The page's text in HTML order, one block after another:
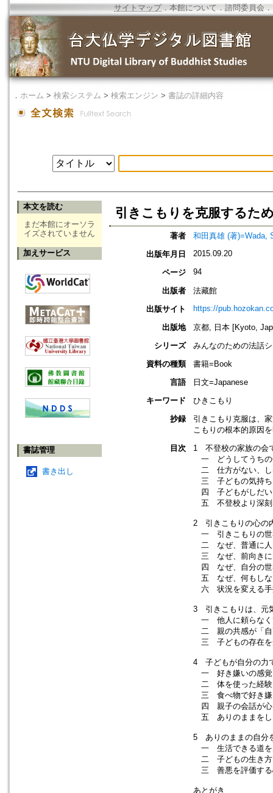
サイトマップ．本館について ． 諮問委員会 ．
． ホーム > 検索システム > 検索エンジン > 書誌の詳細内容
本文を読む
まだ本館にオーソラ
イズされていません
加えサービス
書誌管理
書き出し
引きこもりを克服するた
著者
和田真雄 (著)=Wada,
出版年月日
2015.09.20
ページ 94
出版者
法藏館
出版サイト
https://
出版地
京都, 日本 [Kyoto,
シリーズ
みんなのための法話
資料の種類
書籍=Book
言語
日文=Japanese
キーワード
ひきこもり
抄録
引きこもり克服は、
こもりの根本的原因
目次
1 不登校の家族の会
一 どうしてうちの
二 仕方がない、し
三 子どもの気持ち
四 子どもがしだい
五 不登校より深刻
2 引きこもりの心の
一 引きこもりの世
二 なぜ、普通に人
三 なぜ、前向きに
四 なぜ、自分の世
五 なぜ、何もしな
六 状況を変える手
3 引きこもりは、元
一 他人に頼らなく
二 親の共感が「自
三 子どもの存在を
4 子どもが自分の力
一 好き嫌いの感覚
二 体を使った経験
三 食べ物で好き嫌
四 親子の会話が心
五 ありのままをし
5 ありのままの自分
一 生活できる道を
二 子どもの生き方
三 善悪を評価する
あとがき